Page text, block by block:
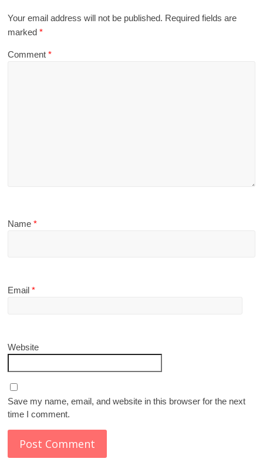
Your email address will not be published. Required fields are
marked*
Comment*
Name*
Email*
Website
Save my name, email, and website in this browser for the next
time I comment.